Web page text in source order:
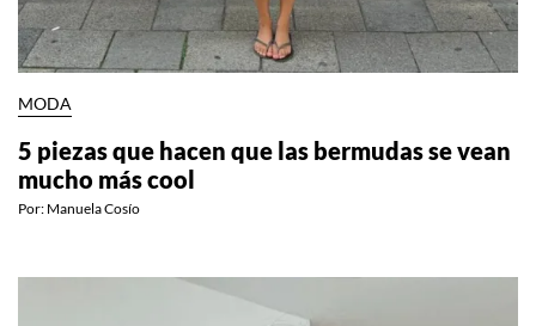
MODA
5 piezas que hacen que las bermudas se vean
mucho más cool
Por: Manuela Cosío